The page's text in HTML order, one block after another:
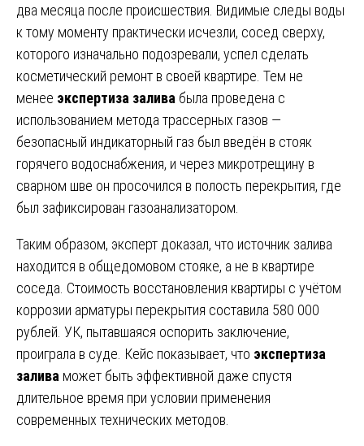
два месяца после происшествия. Видимые следы воды
к тому моменту практически исчезли, сосед сверху,
которого изначально подозревали, успел сделать
косметический ремонт в своей квартире. Тем не
менее экспертиза залива была проведена с
использованием метода трассерных газов —
безопасный индикаторный газ был введён в стояк
горячего водоснабжения, и через микротрещину в
сварном шве он просочился в полость перекрытия, где
был зафиксирован газоанализатором.
Таким образом, эксперт доказал, что источник залива
находится в общедомовом стояке, а не в квартире
соседа. Стоимость восстановления квартиры с учётом
коррозии арматуры перекрытия составила 580 000
рублей. УК, пытавшаяся оспорить заключение,
проиграла в суде. Кейс показывает, что экспертиза
залива может быть эффективной даже спустя
длительное время при условии применения
современных технических методов.